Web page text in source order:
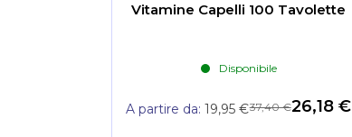
Vitamine Capelli 100 Tavolette
Disponibile
26,18 €
37,40 €
A partire da 19,95 €